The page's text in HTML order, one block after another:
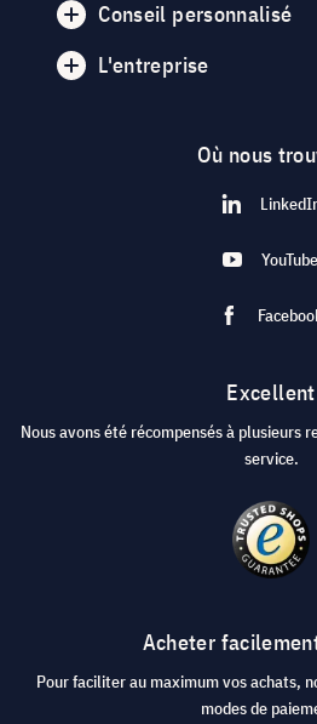
Conseil personnalisé
L'entreprise
Où nous
YouTube
Excellent
Nous avons été récompensés à plusieurs
service.
Acheter
Pour faciliter au maximum vos achats,
modes de